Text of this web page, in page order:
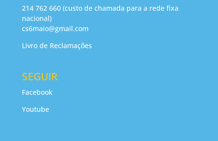
214 762 660 (custo de chamada para a rede fixa
nacional)
cs6maio@gmail.com
Livro de Reclamações
SEGUIR
Facebook
Youtube